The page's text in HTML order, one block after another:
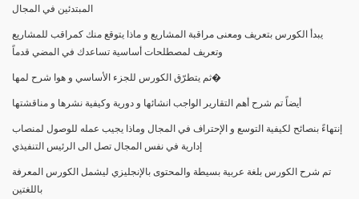
المبتدئين في المجال
يبدأ الكورس بتعريف ومعنى مراقبة المشاريع و ماذا يتوقع منك كمراقب للمشاريع
وتعريف لمصطلحات أساسية تساعدك في المضي قدماً
ثم يتطرّق الكورس للجزء الأساسي و هوا شرح لمها�
أيضاً تم شرح أهم التقارير الواجب انشائها و دورية وكيفية نشرها و مناقشتها
إنتهاءً بنصائح لكيفية التوسع و الإحتراف في المجال وماذا يجيب عمله للوصول لمنصاب
إدارية في نفس المجال تصل الى الرئيس التنفيذي
تم شرح الكورس بلغة عربية بسيطة والمحتوى بالإنجليزي ليشمل الكورس المعرفة
باللغتين